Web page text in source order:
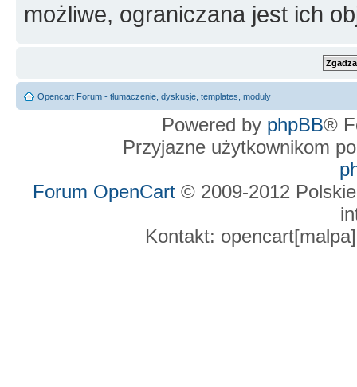
możliwe, ograniczana jest ich
Opencart Forum - tłumaczenie, dyskusje, templates, moduły
Powered by phpBB®
Przyjazne użytkownikom
Forum OpenCart © 2009-2012
Kontakt: